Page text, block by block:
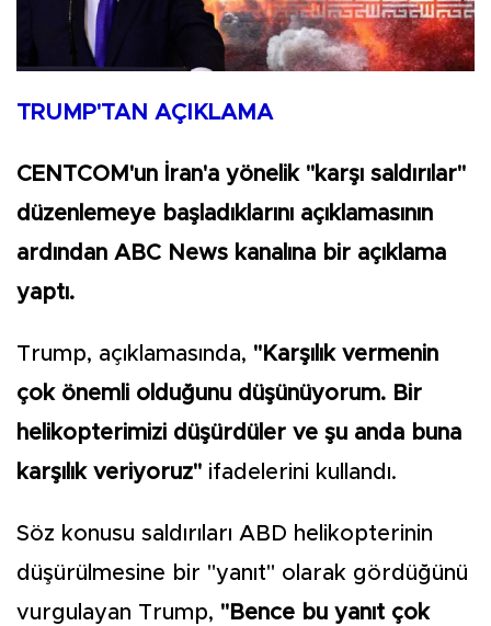
TRUMP'TAN AÇIKLAMA
CENTCOM'un İran'a yönelik "karşı saldırılar"
düzenlemeye başladıklarını açıklamasının
ardından ABC News kanalına bir açıklama
yaptı.
Trump, açıklamasında, "Karşılık vermenin
çok önemli olduğunu düşünüyorum. Bir
helikopterimizi düşürdüler ve şu anda buna
karşılık veriyoruz" ifadelerini kullandı.
Söz konusu saldırıları ABD helikopterinin
düşürülmesine bir "yanıt" olarak gördüğünü
vurgulayan Trump, "Bence bu yanıt çok